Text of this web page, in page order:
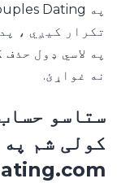
تکرار کیږي ،
په لاسي ډول
نه غواړئ.
ستاسو
کولی شم